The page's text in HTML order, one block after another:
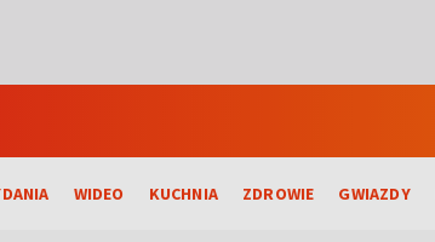
WIDEO KUCHNIA ZDROWIE GWIAZDY